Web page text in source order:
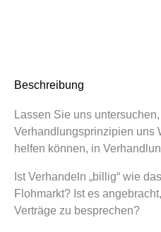
Beschreibung
Lassen Sie uns
Verhandlungsprinzipien uns
helfen können, in
Ist Verhandeln „billig“ wie
Flohmarkt? Ist es
Verträge zu besprechen?